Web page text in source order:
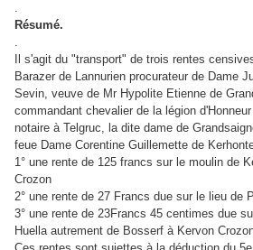
.
Résumé.
.
Il s'agit du "transport" de trois rentes
Barazer de Lannurien procurateur de Dame
Sevin, veuve de Mr Hypolite Etienne de
commandant chevalier de la légion
notaire à Telgruc, la dite dame de
feue Dame Corentine Guillemette de
1° une rente de 125 francs sur le moulin de
Crozon
2° une rente de 27 Francs due sur le lieu de
3° une rente de 23Francs 45 centimes due
Huella autrement de Bosserf à Kervon